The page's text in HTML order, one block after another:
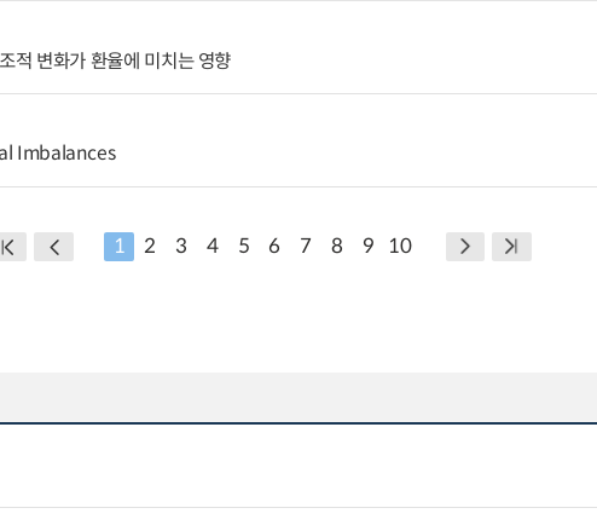
적 변화가 환율에 미치는 영향
Imbalances
1 2 3 4 5 6 7 8 9 10